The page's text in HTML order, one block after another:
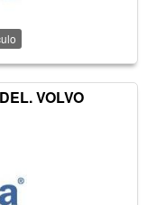
VOLVO